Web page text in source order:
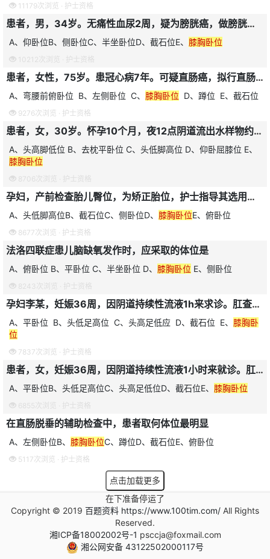
11179次浏览 · 护士资格
患者，男，34岁。无痛性血尿2周，疑为膀胱癌，做膀胱镜检查。应协助其采用的体位为
A、仰卧位B、侧卧位C、半坐卧位D、截石位E、 膝胸卧位
10212次浏览 · 护士资格
患者，女性，75岁。患冠心病7年。可疑直肠癌，拟行直肠指检。护士应协助患者釆取的体位是
A、弯腰前俯卧位 B、左侧卧位 C、 膝胸卧位 D、蹲位 E、截石位
9276次浏览 · 护士资格
患者，女，30岁。怀孕10个月，夜12点阴道流出水样物约300ml，无子宫规律收缩征象而急诊入院，诊断为胎膜早破，此时患者应采取的卧位是
A、头高脚低位 B、去枕平卧位 C、头低脚高位 D、仰卧屈膝位 E、
膝胸卧位
8706次浏览 · 护士资格
孕妇，产前检查胎儿臀位，为矫正胎位，护士指导其选用的是
A、头低脚高位B、截石位C、侧卧位D、 膝胸卧位E、俯卧位
8677次浏览 · 护士资格
法洛四联症患儿脑缺氧发作时，应采取的体位是
A、俯卧位 B、平卧位 C、半坐卧位 D、 膝胸卧位 E、侧卧位
8243次浏览 · 护士资格
孕妇李某，妊娠36周，因阴道持续性流液1h来求诊。肛查时羊水不断从阴道流出。诊断为胎膜早破。应将其安置为
A、平卧位 B、头低足高位 C、头高足低应 D、截石位 E、 膝胸卧
位
7837次浏览 · 护士资格
患者，女，妊娠36周，因阴道持续性流液1小时来就诊。肛查时羊水不断从阴道流出，诊断为胎膜早破。应将其安置
A、平卧位B、头低足高位C、头高足低位D、截石位E、 膝胸卧位
6855次浏览 · 护士资格
在直肠脱垂的辅助检查中，患者取何体位最明显
A、左侧卧位B、 膝胸卧位C、蹲位D、截石位E、俯卧位
5117次浏览 · 护士资格
点击加载更多
在下准备停运了
Copyright © 2019 百题资料 https://www.100tim.com/ All Rights
Reserved.
湘ICP备18002002号-1 psccja@foxmail.com
湘公网安备 43122502000117号